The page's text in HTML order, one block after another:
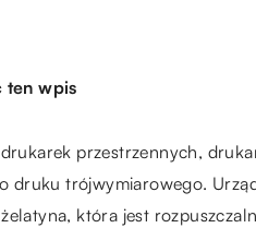
ten wpis
przestrzennych,
druku trójwymiarowego.
która jest